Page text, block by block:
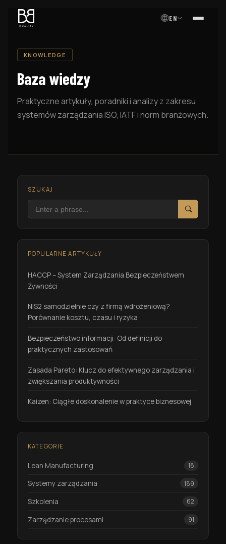
EN MENU
KNOWLEDGE
Baza wiedzy
Praktyczne artykuły, poradniki i analizy z zakresu
systemów zarządzania ISO, IATF i norm branżowych.
SZUKAJ
Szukaj
POPULARNE ARTYKUŁY
HACCP – System Zarządzania Bezpieczeństwem
Żywności
NIS2 samodzielnie czy z firmą wdrożeniową?
Porównanie kosztu, czasu i ryzyka
Bezpieczeństwo informacji: Od definicji do
praktycznych zastosowań
Zasada Pareto: Klucz do efektywnego zarządzania i
zwiększania produktywności
Kaizen: Ciągłe doskonalenie w praktyce biznesowej
KATEGORIE
Lean Manufacturing 18
Systemy zarządzania 189
Szkolenia 62
Zarządzanie procesami 91